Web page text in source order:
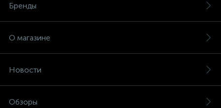
Бренды
О магазине
Новости
Обзоры